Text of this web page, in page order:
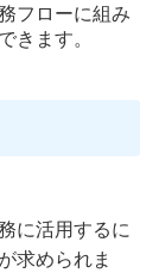
フローに組み
きます。
に活用するに
求められま